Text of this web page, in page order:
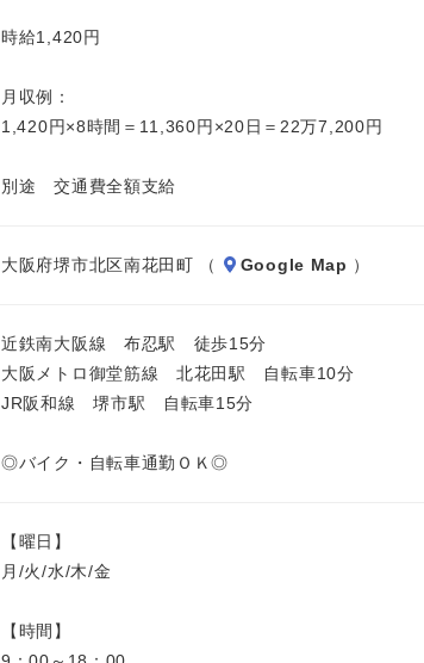
時給1,420円
月収例：
1,420円×8時間＝11,360円×20日＝22万7,200円
別途 交通費全額支給
大阪府堺市北区南花田町 （ Google Map ）
近鉄南大阪線 布忍駅 徒歩15分
大阪メトロ御堂筋線 北花田駅 自転車10分
JR阪和線 堺市駅 自転車15分
◎バイク・自転車通勤ＯＫ◎
【曜日】
月/火/水/木/金
【時間】